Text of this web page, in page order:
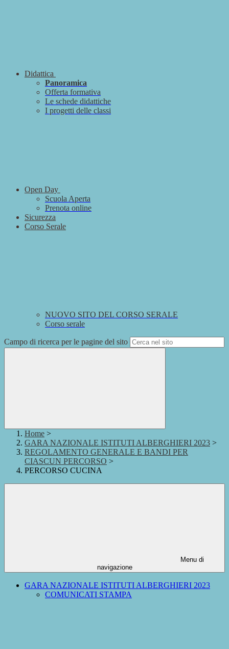
Didattica
Panoramica
Offerta formativa
Le schede didattiche
I progetti delle classi
Open Day
Scuola Aperta
Prenota online
Sicurezza
Corso Serale
NUOVO SITO DEL CORSO SERALE
Corso serale
Campo di ricerca per le pagine del sito
Home >
GARA NAZIONALE ISTITUTI ALBERGHIERI 2023 >
REGOLAMENTO GENERALE E BANDI PER
CIASCUN PERCORSO >
PERCORSO CUCINA
Menu di
navigazione
GARA NAZIONALE ISTITUTI ALBERGHIERI 2023
COMUNICATI STAMPA